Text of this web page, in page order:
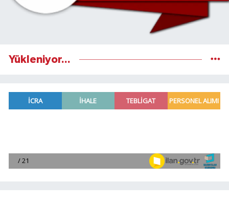
Yükleniyor...